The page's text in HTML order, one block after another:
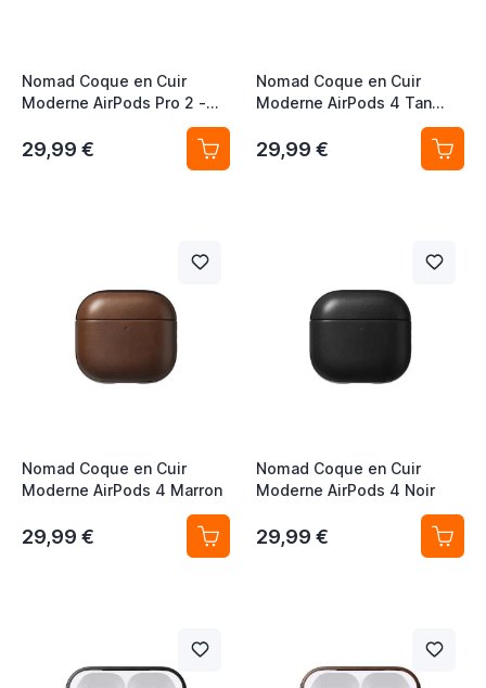
Nomad Coque en Cuir
Moderne AirPods Pro 2 -
29,99 €
Nomad Coque en Cuir
Moderne AirPods 4 Tan
29,99 €
Nomad Coque en Cuir
Moderne AirPods 4 Marron
29,99 €
Nomad Coque en Cuir
Moderne AirPods 4 Noir
29,99 €